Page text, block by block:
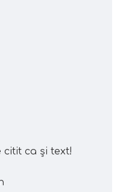
citit ca şi text!